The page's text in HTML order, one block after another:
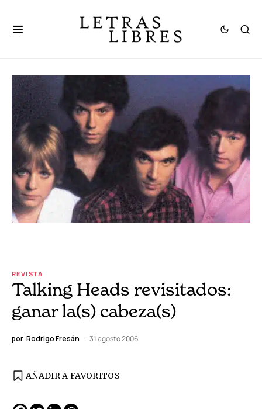
REVISTA
Talking Heads revisitados:
ganar la(s) cabeza(s)
por Rodrigo Fresán 31 agosto 2006
AÑADIR A FAVORITOS